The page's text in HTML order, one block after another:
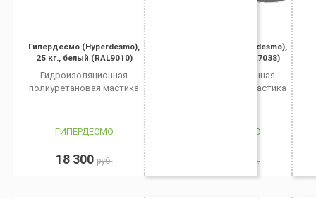
Гипердесмо (Hyperdesmo),
25 кг., белый (RAL9010)
Гидроизоляционная
полиуретановая мастика
ГИПЕРДЕСМО
18 300руб.
Гипердесмо (Hyperdesmo),
25 кг., серый (RAL7038)
Гидроизоляционная
полиуретановая мастика
ГИПЕРДЕСМО
руб.